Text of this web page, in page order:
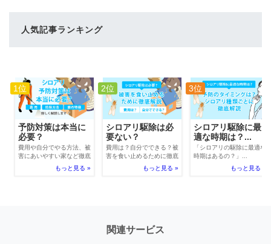
人気記事ランキング
1位
予防対策は本当に
必要？
費用や自分でやる方法、被
害にあいやすい家など徹底
もっと見る »
2位
シロアリ駆除は必
要ない？
費用は？自分でできる？被
害を食い止めるために徹底
もっと見る »
3位
シロアリ駆除に最
適な時期は？...
「シロアリの駆除に最適な
時期はあるの？」...
もっと見る »
関連サービス